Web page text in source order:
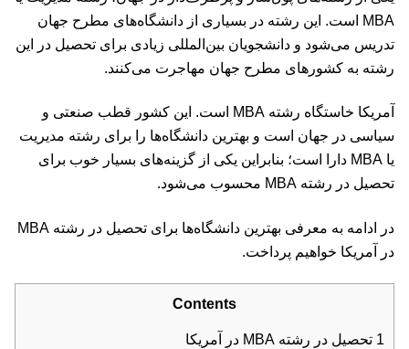
MBA است. این رشته در بسیاری از دانشگاه‌های مطرح جهان
تدریس می‌شود و دانشجویان بین‌المللی زیادی برای تحصیل در این
رشته به کشورهای مطرح جهان مهاجرت می‌کنند.
آمریکا خاستگاه رشته MBA است. این کشور قطب صنعتی و
سیاسی در جهان است و بهترین دانشگاه‌ها را برای رشته مدیریت
یا MBA دارا است؛ بنابراین یکی از گزینه‌های بسیار خوب برای
تحصیل در رشته MBA محسوب می‌شود.
در ادامه به معرفی بهترین دانشگاه‌ها برای تحصیل در رشته MBA
در آمریکا خواهیم پرداخت.
Contents
1 تحصیل در رشته MBA در آمریکا